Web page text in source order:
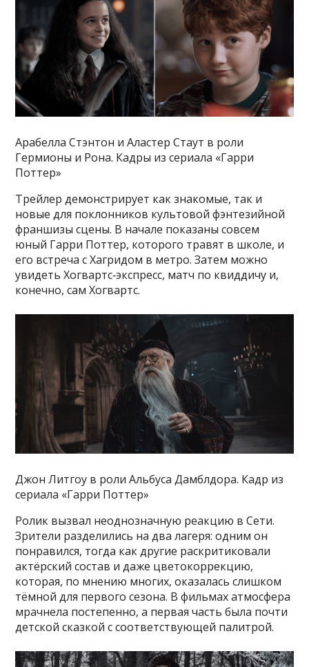
Арабелла Стэнтон и Аластер Стаут в роли
Гермионы и Рона. Кадры из сериала «Гарри
Поттер»
Трейлер демонстрирует как знакомые, так и
новые для поклонников культовой фэнтезийной
франшизы сцены. В начале показаны совсем
юный Гарри Поттер, которого травят в школе, и
его встреча с Хагридом в метро. Затем можно
увидеть Хогвартс‑экспресс, матч по квиддичу и,
конечно, сам Хогвартс.
Джон Литгоу в роли Альбуса Дамблдора. Кадр из
сериала «Гарри Поттер»
Ролик вызвал неоднозначную реакцию в Сети.
Зрители разделились на два лагеря: одним он
понравился, тогда как другие раскритиковали
актёрский состав и даже цветокоррекцию,
которая, по мнению многих, оказалась слишком
тёмной для первого сезона. В фильмах атмосфера
мрачнела постепенно, а первая часть была почти
детской сказкой с соответствующей палитрой.